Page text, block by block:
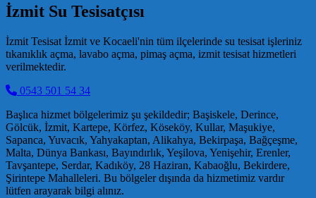
İzmit Su Tesisatçısı
İzmit Tesisat İzmit ve Kocaeli'nin tüm ilçelerinde su tesisat işleriniz
tıkanıklık açma, lavabo açma, pimaş açma, izmit tesisat hizmetleri
verilmektedir.
0543 501 54 34
Başlıca hizmet bölgelerimiz şu şekildedir; Başiskele, Derince,
Gölcük, İzmit, Kartepe, Körfez, Köseköy, Kullar, Maşukiye,
Sapanca, Yuvacık, Yahyakaptan, Alikahya, Bekirpaşa, Bağçeşme,
Malta, Dünya Bankası, Bayındırlık, Yeşilova, Yenişehir, Erenler,
Tavşantepe, Serdar, Kadıköy, 28 Haziran, Kabaoğlu, Bekirdere,
Şirintepe Mahalleleri. Bu bölgeler dışında da hizmetimiz vardır
lütfen arayarak bilgi alınız.